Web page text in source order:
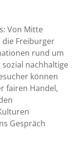
Von Mitte
die Freiburger
rund um
nachhaltige
können
fairen Handel,
Gespräch